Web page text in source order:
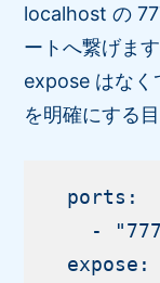
localhost の
ートへ繋げます
expose はなく
を明確にする
  ports:
-
  expose: